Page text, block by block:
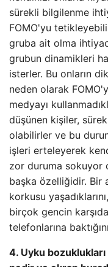
sürekli bilgilenme
FOMO'yu
gruba ait olma
grubun dinamikleri
isterler. Bu onların
neden olarak
medyayı
düşünen kişiler,
olabilirler ve bu
işleri erteleyerek
zor duruma sokuyor
başka özelliğidir. Bir
korkusu
birçok gencin
telefonlarına
4. Uyku